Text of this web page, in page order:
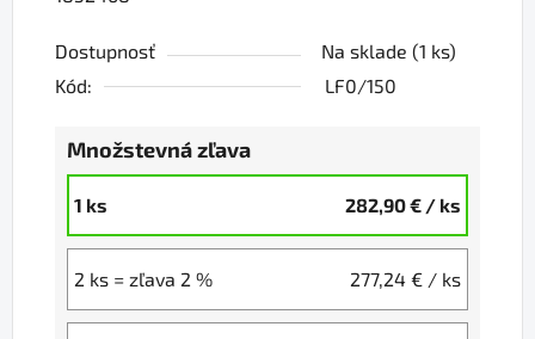
Dostupnosť Na sklade (1 ks)
Kód:
LF0/150
Množstevná zľava
1 ks 282,90 € / ks
2 ks = zľava 2 % 277,24 € / ks